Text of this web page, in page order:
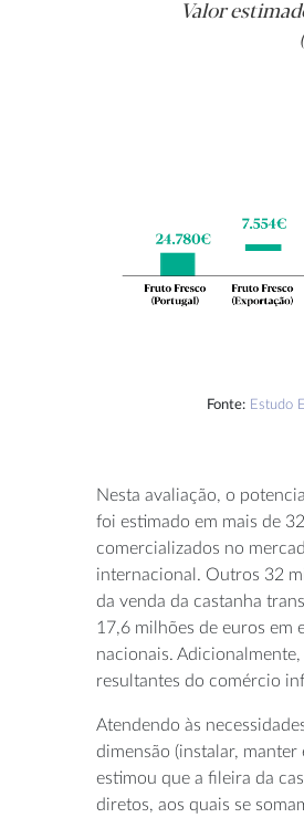
Valor
Fonte: Estudo
Nesta avaliação, o
foi estimado em mais de
comercializados no
internacional. Outros 32
da venda da castanha
17,6 milhões de euros em
nacionais.
resultantes do comércio
Atendendo às
dimensão (instalar,
estimou que a fileira da
diretos, aos quais se